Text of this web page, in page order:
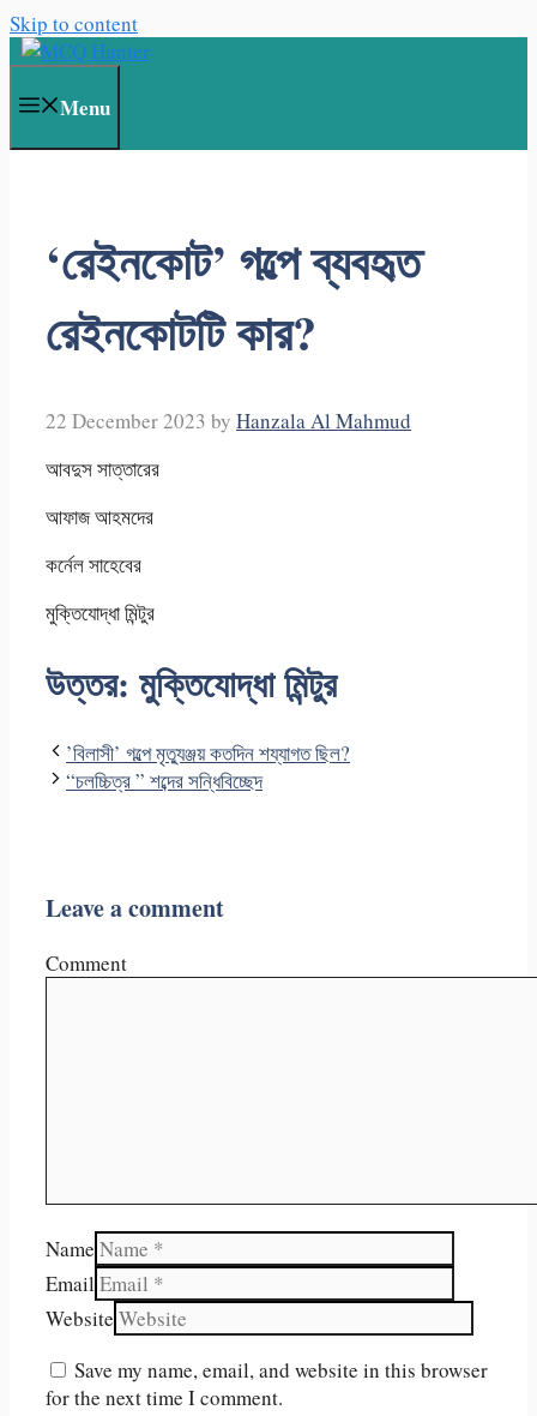
Skip to content
Menu
‘রেইনকোট’ গল্পে ব্যবহৃত
রেইনকোটটি কার?
22 December 2023 by Hanzala Al Mahmud
আবদুস সাত্তারের
আফাজ আহমদের
কর্নেল সাহেবের
মুক্তিযোদ্ধা মিন্টুর
উত্তর: মুক্তিযোদ্ধা মিন্টুর
’বিলাসী’ গল্পে মৃত্যুঞ্জয় কতদিন শয্যাগত ছিল?
“চলচ্চিত্র ” শব্দের সন্ধিবিচ্ছেদ
Leave a comment
Comment
Name
Email
Website
Save my name, email, and website in this browser
for the next time I comment.